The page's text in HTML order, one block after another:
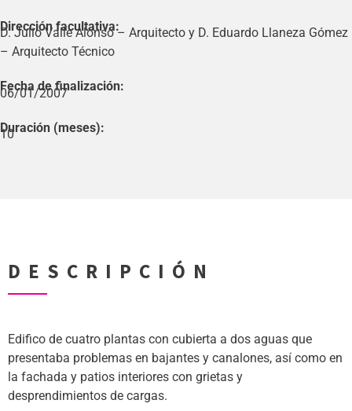
Dirección facultativa:
D. Julio Valle Alonso – Arquitecto y D. Eduardo Llaneza Gómez
– Arquitecto Técnico
Fecha de finalización:
06/01/2007
Duración (meses):
10
DESCRIPCIÓN
Edifico de cuatro plantas con cubierta a dos aguas que
presentaba problemas en bajantes y canalones, así como en
la fachada y patios interiores con grietas y
desprendimientos de cargas.